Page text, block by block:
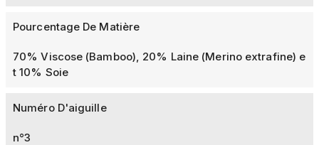
Pourcentage De Matière
70% Viscose (Bamboo), 20% Laine (Merino extrafine) e
t 10% Soie
Numéro D'aiguille
n°3